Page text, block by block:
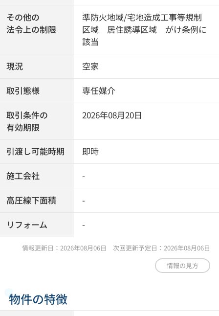
その他の
法令上の制限
準防火地域/宅地造成工事等規制
区域 居住誘導区域 がけ条例に
該当
現況 空家
取引態様 専任媒介
取引条件の
有効期限
2026年08月20日
引渡し可能時期 即時
施工会社 -
高圧線下面積 -
リフォーム -
情報更新日：2026年08月06日 次回更新予定日：2026年08月06日
情報の見方
物件の特徴